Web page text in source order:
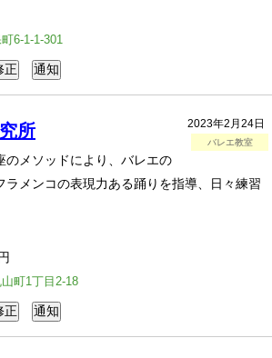
6-1-1-301
2023年2月24日
バレエ教室
所
のメソッドにより、バレエの
ラメンコの表現力ある踊りを指導、日々練習
町1丁目2-18